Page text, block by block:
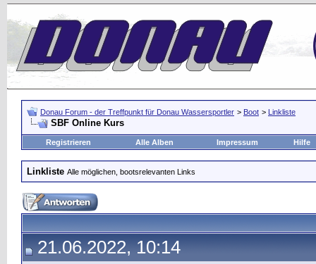
Donau Forum - der Treffpunkt für Donau Wassersportler > Boot > Linkliste
SBF Online Kurs
Registrieren Alle Alben Impressum Hilfe
Linkliste Alle möglichen, bootsrelevanten Links
21.06.2022, 10:14